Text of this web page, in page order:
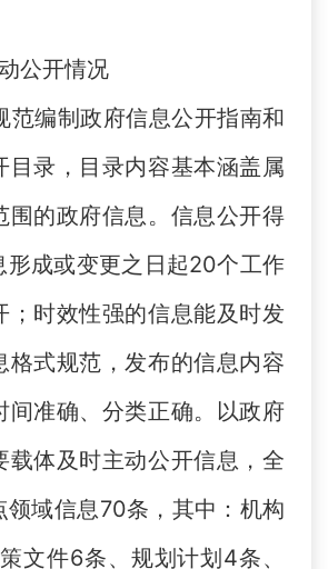
公开情况
范编制政府信息公开指南和
目录，目录内容基本涵盖属
围的政府信息。信息公开得
形成或变更之日起20个工作
；时效性强的信息能及时发
格式规范，发布的信息内容
间准确、分类正确。以政府
载体及时主动公开信息，全
领域信息70条，其中：机构
文件6条、规划计划4条、